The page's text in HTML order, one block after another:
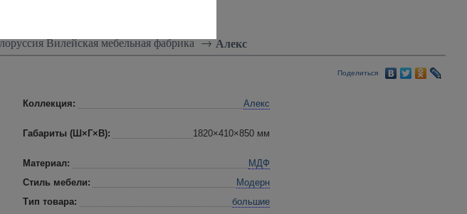
Вилейская мебельная фабрика→ Алекс
Поделиться
Коллекция: Алекс
Габариты (Ш×Г×В): 1820×410×850 мм
Материал:
МДФ
Стиль мебели:
Модерн
Тип товара:
большие